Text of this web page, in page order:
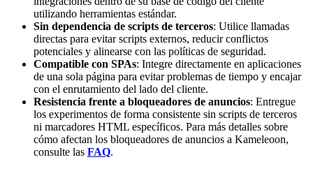
utilizando herramientas estándar.
Sin dependencia de scripts de terceros: Utilice llamadas
directas para evitar scripts externos, reducir conflictos
potenciales y alinearse con las políticas de seguridad.
Compatible con SPAs: Integre directamente en aplicaciones
de una sola página para evitar problemas de tiempo y encajar
con el enrutamiento del lado del cliente.
Resistencia frente a bloqueadores de anuncios: Entregue
los experimentos de forma consistente sin scripts de terceros
ni marcadores HTML específicos. Para más detalles sobre
cómo afectan los bloqueadores de anuncios a Kameleoon,
consulte las FAQ.